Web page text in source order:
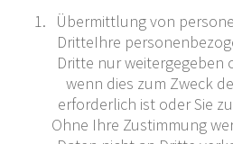
Übermittlung von
DritteIhre
Dritte nur
wenn dies zum Zweck
erforderlich ist oder Sie
Ohne Ihre Zustimmung